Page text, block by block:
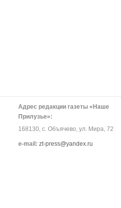
Адрес редакции газеты «Наше
Прилузье»:
168130, с. Объячево, ул. Мира, 72
е-mail: zt-press@yandex.ru